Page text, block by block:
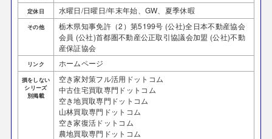
定休日 水曜日/日曜日/年末年始、GW、夏季休暇
その他
栃木県知事免許（2）第5199号 (公社)全日本不動産協会
会員 (公社)首都圏不動産公正取引協議会加盟 (公社)不動
産保証協会
リンク ホームページ
損をしない
シリーズ
別掲載
空き家対策フル活用ドットコム
中古住宅買取専門ドットコム
空き地買取専門ドットコム
山林買取専門ドットコム
空き家復活ドットコム
農地買取専門ドットコム